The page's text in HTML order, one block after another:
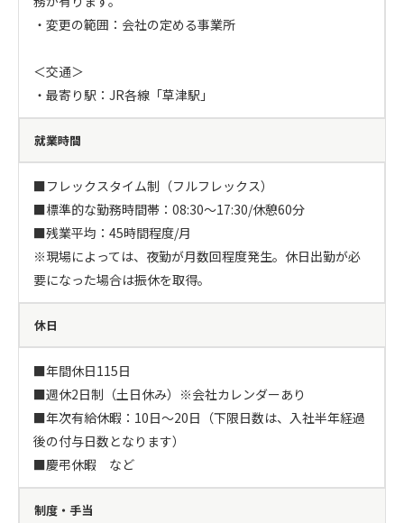
・変更の範囲：会社の定める事業所
＜交通＞
・最寄り駅：JR各線「草津駅」
就業時間
■フレックスタイム制（フルフレックス）
■標準的な勤務時間帯：08:30～17:30/休憩60分
■残業平均：45時間程度/月
※現場によっては、夜勤が月数回程度発生。休日出勤が必
要になった場合は振休を取得。
休日
■年間休日115日
■週休2日制（土日休み）※会社カレンダーあり
■年次有給休暇：10日～20日（下限日数は、入社半年経過
後の付与日数となります）
■慶弔休暇　など
制度・手当